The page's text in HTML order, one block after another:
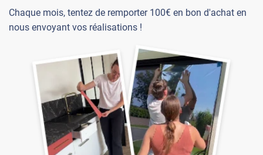
Chaque mois, tentez de remporter 100€ en bon d'achat en
nous envoyant vos réalisations !